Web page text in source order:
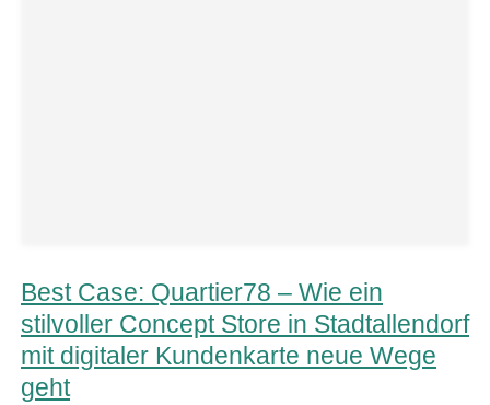
Best Case: Quartier78 – Wie ein
stilvoller Concept Store in Stadtallendorf
mit digitaler Kundenkarte neue Wege
geht